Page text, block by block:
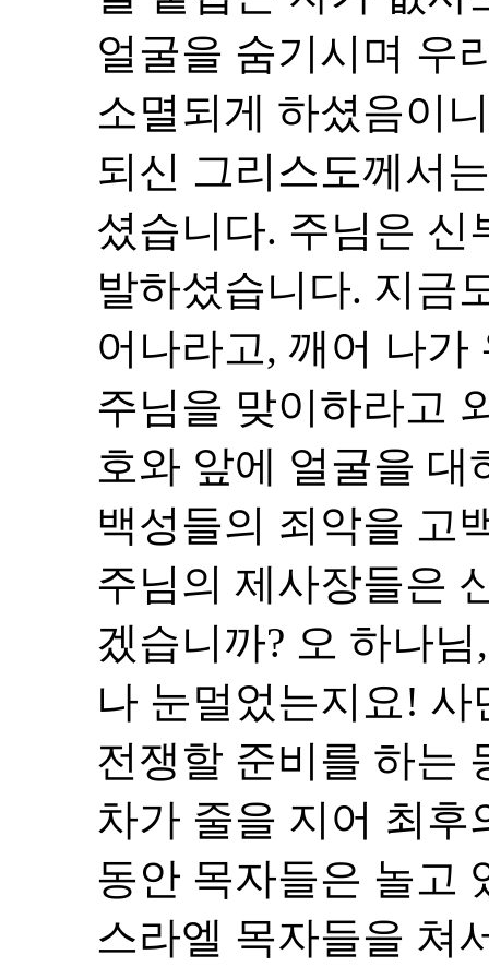
얼굴을 숨기시며 우
소멸되게 하셨음이
되신 그리스도께서
셨습니다. 주님은 신
발하셨습니다. 지금
어나라고, 깨어 나
주님을 맞이하라고
호와 앞에 얼굴을
백성들의 죄악을 고
주님의 제사장들은
겠습니까? 오 하나
나 눈멀었는지요!
전쟁할 준비를 하는
차가 줄을 지어 최후
동안 목자들은 놀고
스라엘 목자들을 쳐